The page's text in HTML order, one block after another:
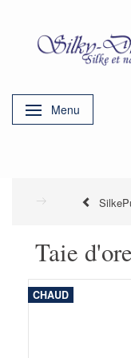
Basculer la
Menu
Taie
CHAUD